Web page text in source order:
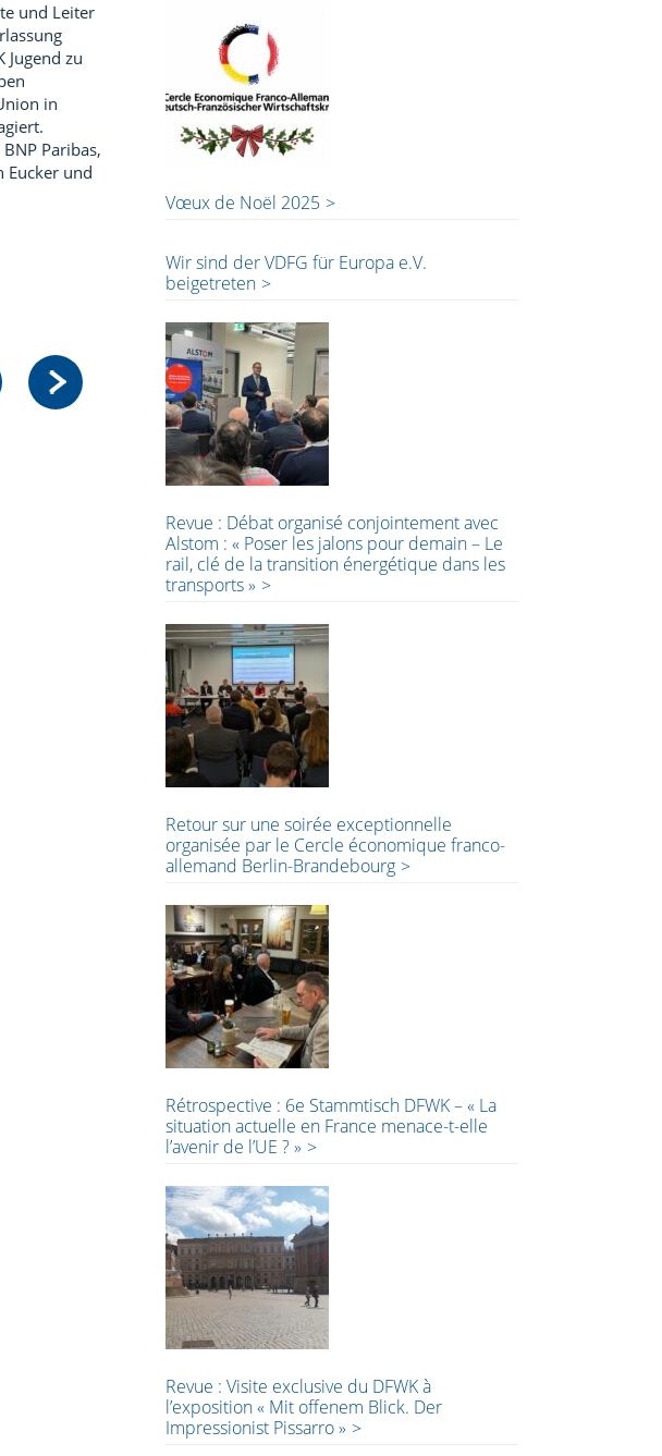
und Leiter
Jugend zu
in
Paribas,
Eucker und
Vœux de Noël 2025
Wir sind der VDFG für Europa e.V.
beigetreten
Revue : Débat organisé conjointement avec
Alstom : « Poser les jalons pour demain – Le
rail, clé de la transition énergétique dans les
transports »
Retour sur une soirée exceptionnelle
organisée par le Cercle économique franco-
allemand Berlin-Brandebourg
Rétrospective : 6e Stammtisch DFWK – « La
situation actuelle en France menace-t-elle
l’avenir de l’UE ? »
Revue : Visite exclusive du DFWK à
l’exposition « Mit offenem Blick. Der
Impressionist Pissarro »